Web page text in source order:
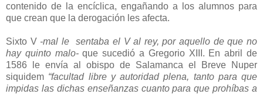
contenido de la encíclica, engañando a los alumnos para
que crean que la derogación les afecta.
Sixto V -mal le sentaba el V al rey, por aquello de que no
hay quinto malo-que sucedió a Gregorio XIII. En abril de
1586 le envía al obispo de Salamanca el Breve Nuper
siquidem “facultad libre y autoridad plena, tanto para que
impidas las dichas enseñanzas cuanto para que prohíbas a